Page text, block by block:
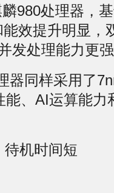
980处理器，
效提升明显，
发处理能力更
同样采用了
、AI运算能力